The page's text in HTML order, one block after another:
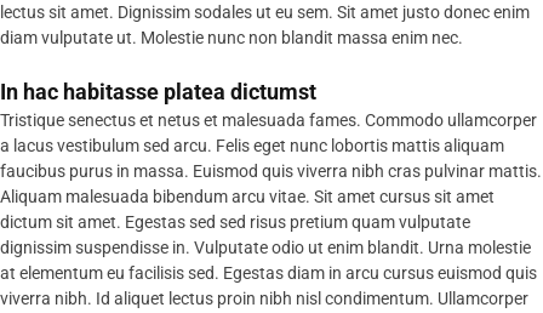
lectus sit amet. Dignissim sodales ut eu sem. Sit amet justo donec enim
diam vulputate ut. Molestie nunc non blandit massa enim nec.
In hac habitasse platea dictumst
Tristique senectus et netus et malesuada fames. Commodo ullamcorper
a lacus vestibulum sed arcu. Felis eget nunc lobortis mattis aliquam
faucibus purus in massa. Euismod quis viverra nibh cras pulvinar mattis.
Aliquam malesuada bibendum arcu vitae. Sit amet cursus sit amet
dictum sit amet. Egestas sed sed risus pretium quam vulputate
dignissim suspendisse in. Vulputate odio ut enim blandit. Urna molestie
at elementum eu facilisis sed. Egestas diam in arcu cursus euismod quis
viverra nibh. Id aliquet lectus proin nibh nisl condimentum. Ullamcorper